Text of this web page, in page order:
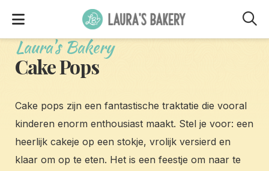
Laura's Bakery
Cake Pops
Cake pops zijn een fantastische traktatie die vooral
kinderen enorm enthousiast maakt. Stel je voor: een
heerlijk cakeje op een stokje, vrolijk versierd en
klaar om op te eten. Het is een feestje om naar te